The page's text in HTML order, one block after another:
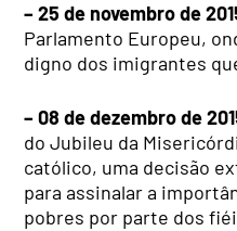
– 25 de novembro de
Parlamento Europeu,
digno dos imigrantes
– 08 de dezembro de
do Jubileu da
católico, uma decisão
para assinalar a
pobres por parte dos